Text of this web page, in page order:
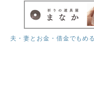
夫・妻とお金・借金でもめる